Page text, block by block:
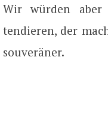
Wir würden aber
tendieren, der
souveräner.